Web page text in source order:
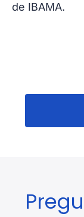
de IBAMA.